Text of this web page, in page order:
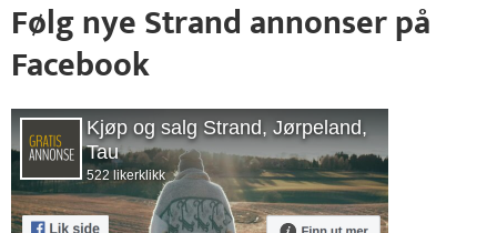
Følg nye Strand annonser på
Facebook
Kjøp og salg Strand, Jørpeland,
Tau
522 likerklikk